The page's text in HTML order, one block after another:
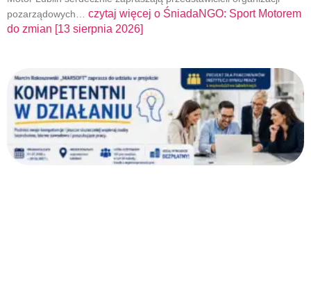
pozarządowych… czytaj więcej o ŚniadaNGO: Sport Motorem
do zmian [13 sierpnia 2026]